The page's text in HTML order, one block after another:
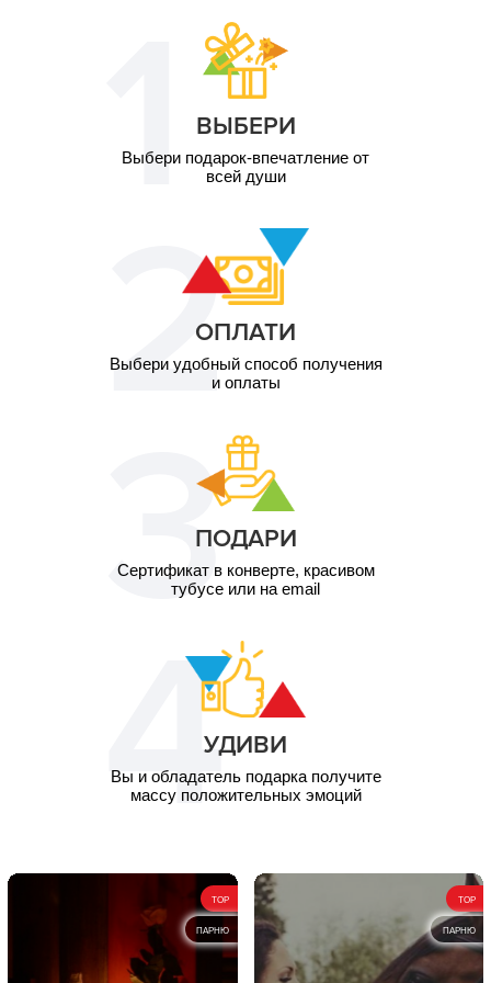
ВЫБЕРИ
Выбери подарок-впечатление от
всей души
ОПЛАТИ
Выбери удобный способ получения
и оплаты
ПОДАРИ
Сертификат в конверте, красивом
тубусе или на email
УДИВИ
Вы и обладатель подарка получите
массу положительных эмоций
TOP
ПАРНЮ
TOP
ПАРНЮ